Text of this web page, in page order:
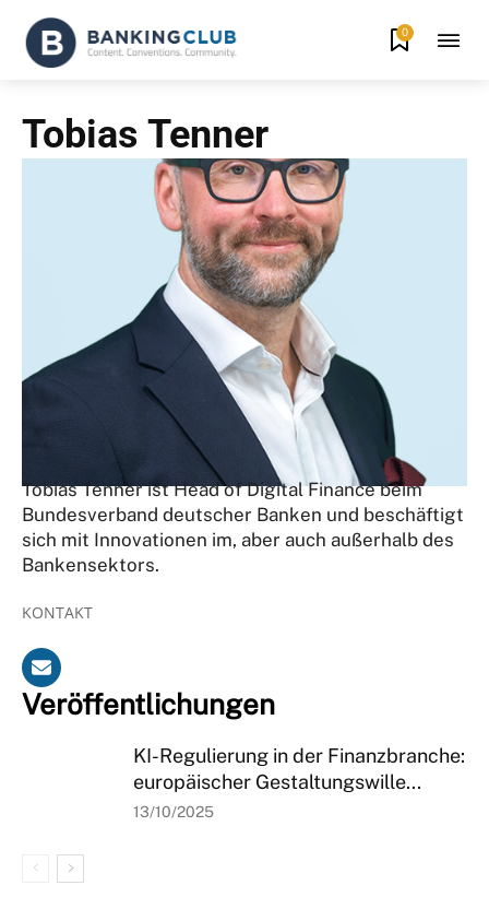
0
Tobias Tenner
Tobias Tenner ist Head of Digital Finance beim
Bundesverband deutscher Banken und beschäftigt
sich mit Innovationen im, aber auch außerhalb des
Bankensektors.
KONTAKT
Veröffentlichungen
KI-Regulierung in der Finanzbranche:
europäischer Gestaltungswille...
13/10/2025